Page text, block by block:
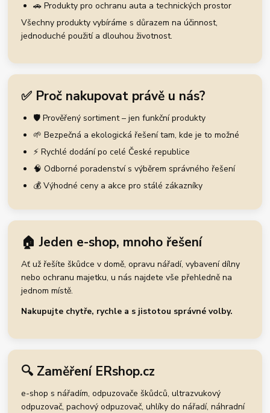
🚗 Produkty pro ochranu auta a technických prostor
Všechny produkty vybíráme s důrazem na účinnost,
jednoduché použití a dlouhou životnost.
✅ Proč nakupovat právě u nás?
🛡️ Prověřený sortiment – jen funkční produkty
🌱 Bezpečná a ekologická řešení tam, kde je to možné
⚡ Rychlé dodání po celé České republice
🧠 Odborné poradenství s výběrem správného řešení
💰 Výhodné ceny a akce pro stálé zákazníky
🏠 Jeden e-shop, mnoho řešení
Ať už řešíte škůdce v domě, opravu nářadí, vybavení dílny
nebo ochranu majetku, u nás najdete vše přehledně na
jednom místě.
Nakupujte chytře, rychle a s jistotou správné volby.
🔍 Zaměření ERshop.cz
e-shop s nářadím, odpuzovače škůdců, ultrazvukový
odpuzovač, pachový odpuzovač, uhlíky do nářadí, náhradní